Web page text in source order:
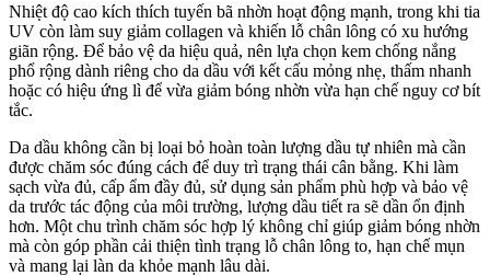
Nhiệt độ cao kíc‌h thí‌ch tuyến bã nhờn hoạt động mạnh, trong khi tia
UV còn làm suy giảm collagen và khiến lỗ chân lông có xu hướng
giãn rộng. Để bảo vệ da hiệu quả, nên lựa chọn kem chống nắng
phổ rộng dành riêng cho da dầu với kết cấu mỏng nhẹ, thấm nhanh
hoặc có hiệu ứng lì để vừa giảm bóng nhờn vừa hạn chế nguy cơ bít
tắc.
Da dầu không cần bị loại bỏ hoàn toàn lượng dầu tự nhiên mà cần
được chăm sóc đúng cách để duy trì trạng thái cân bằng. Khi làm
sạch vừa đủ, cấp ẩm đầy đủ, sử dụng sản phẩm phù hợp và bảo vệ
da trước tác động của môi trường, lượng dầu tiết ra sẽ dần ổn định
hơn. Một chu trình chăm sóc hợp lý không chỉ giúp giảm bóng nhờn
mà còn góp phần cải thiện tình trạng lỗ chân lông to, hạn chế mụn
và mang lại làn da khỏe mạnh lâu dài.